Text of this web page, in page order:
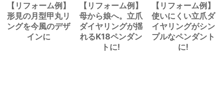
【リフォーム例】
形見の月型甲丸リ
ングを今風のデザ
インに
【リフォーム例】
母から娘へ。立爪
ダイヤリングが揺
れるK18ペンダン
トに!
【リフォーム例】
使いにくい立爪ダ
イヤリングがシン
プルなペンダント
に!